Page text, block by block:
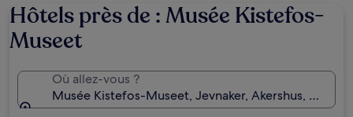
Hôtels près de : Musée Kistefos-
Museet
Où allez-vous ?
Musée Kistefos-Museet, Jevnaker, Akershus,